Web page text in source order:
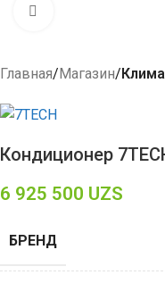
Главная Магазин
Кондиционер
6 925 500 UZS
БРЕНД